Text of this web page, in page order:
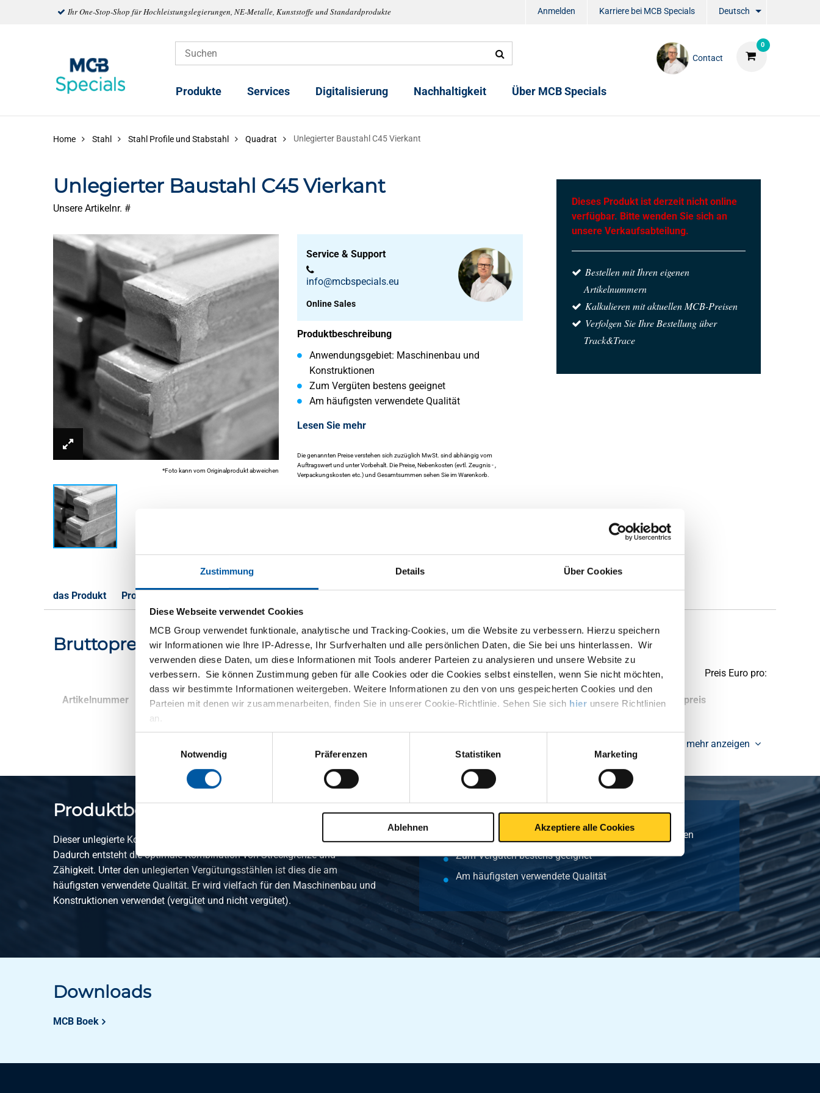
Zustimmung Details Über Cookies
Diese Webseite verwendet Cookies
MCB Group verwendet funktionale, analytische und Tracking-Cookies, um die Website zu verbessern. Hierzu speichern
wir Informationen wie Ihre IP-Adresse, Ihr Surfverhalten und alle persönlichen Daten, die Sie bei uns hinterlassen. Wir
verwenden diese Daten, um diese Informationen mit Tools anderer Parteien zu analysieren und unsere Website zu
verbessern. Sie können Zustimmung geben für alle Cookies oder die Cookies selbst einstellen, wenn Sie nicht möchten,
dass wir bestimmte Informationen weitergeben. Weitere Informationen zu den von uns gespeicherten Cookies und den
Parteien mit denen wir zusammenarbeiten, finden Sie in unserer Cookie-Richtlinie. Sehen Sie sich hier unsere Richtlinien
an.
Notwendig
Präferenzen Statistiken Marketing
Ablehnen Akzeptiere alle Cookies
Ihr One-Stop-Shop für Hochleistungslegierungen, NE-Metalle, Kunststoffe und Standardprodukte Anmelden Karriere bei MCB Specials Deutsch
0
Contact
Produkte Services Digitalisierung Nachhaltigkeit Über MCB Specials
Home Stahl Stahl Profile und Stabstahl Quadrat Unlegierter Baustahl C45 Vierkant
Unlegierter Baustahl C45 Vierkant
Unsere Artikelnr. #
*Foto kann vom Originalprodukt abweichen
Service & Support
info@mcbspecials.eu
Online Sales
Produktbeschreibung
Anwendungsgebiet: Maschinenbau und
Konstruktionen
Zum Vergüten bestens geeignet
Am häufigsten verwendete Qualität
Lesen Sie mehr
Die genannten Preise verstehen sich zuzüglich MwSt. sind abhängig vom
Auftragswert und unter Vorbehalt. Die Preise, Nebenkosten (evtl. Zeugnis - ,
Verpackungskosten etc.) und Gesamtsummen sehen Sie im Warenkorb.
Dieses Produkt ist derzeit nicht online
verfügbar. Bitte wenden Sie sich an
unsere Verkaufsabteilung.
Bestellen mit Ihren eigenen
Artikelnummern
Kalkulieren mit aktuellen MCB-Preisen
Verfolgen Sie Ihre Bestellung über
Track&Trace
das Produkt Produktbeschreibung
Bruttopreisliste: Unlegierter Baustahl C45 Vierkant
Preis Euro pro:
Artikelnummer Beschreibung Stück pro KG Bruttopreis
mehr anzeigen
Produktbeschreibung
Dieser unlegierte Konstruktionsstahl ist bestens zum Vergüten geeignet.
Dadurch entsteht die optimale Kombination von Streckgrenze und
Zähigkeit. Unter den unlegierten Vergütungsstählen ist dies die am
häufigsten verwendete Qualität. Er wird vielfach für den Maschinenbau und
Konstruktionen verwendet (vergütet und nicht vergütet).
Anwendungsgebiet: Maschinenbau und Konstruktionen
Zum Vergüten bestens geeignet
Am häufigsten verwendete Qualität
Downloads
MCB Boek